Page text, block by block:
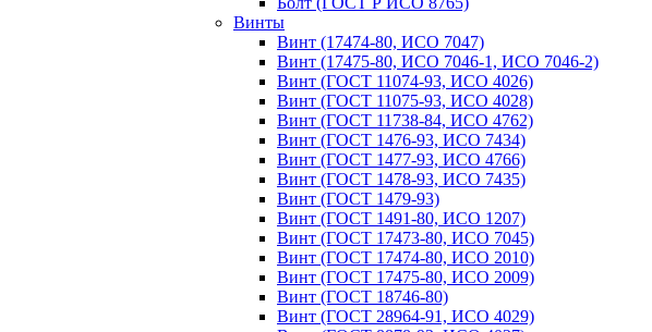
Винты
Винт (17474-80, ИСО 7047)
Винт (17475-80, ИСО 7046-1, ИСО 7046-2)
Винт (ГОСТ 11074-93, ИСО 4026)
Винт (ГОСТ 11075-93, ИСО 4028)
Винт (ГОСТ 11738-84, ИСО 4762)
Винт (ГОСТ 1476-93, ИСО 7434)
Винт (ГОСТ 1477-93, ИСО 4766)
Винт (ГОСТ 1478-93, ИСО 7435)
Винт (ГОСТ 1479-93)
Винт (ГОСТ 1491-80, ИСО 1207)
Винт (ГОСТ 17473-80, ИСО 7045)
Винт (ГОСТ 17474-80, ИСО 2010)
Винт (ГОСТ 17475-80, ИСО 2009)
Винт (ГОСТ 18746-80)
Винт (ГОСТ 28964-91, ИСО 4029)